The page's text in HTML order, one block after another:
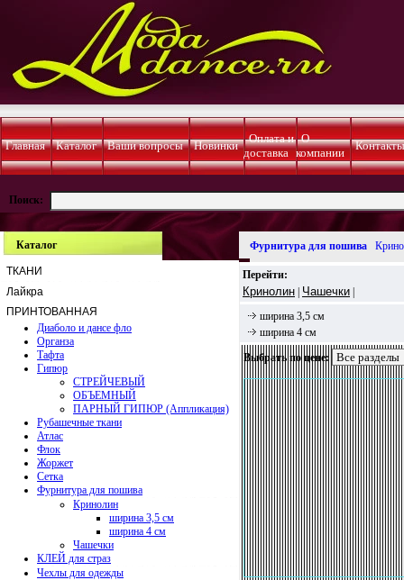
Главная Каталог Ваши вопросы Новинки
Оплата и
доставка
О
компании
Контакты
Поиск:
Каталог
ТКАНИ
Лайкра
ПРИНТОВАННАЯ
Диаболо и дансе фло
Органза
Тафта
Гипюр
СТРЕЙЧЕВЫЙ
ОБЪЕМНЫЙ
ПАРНЫЙ ГИПЮР (Аппликация)
Рубашечные ткани
Атлас
Флок
Жоржет
Сетка
Фурнитура для пошива
Кринолин
ширина 3,5 см
ширина 4 см
Чашечки
КЛЕЙ для страз
Чехлы для одежды
Фурнитура для пошива
Перейти:
Кринолин Чашечки
ширина 3,5 см
ширина 4 см
Выбрать по цене: